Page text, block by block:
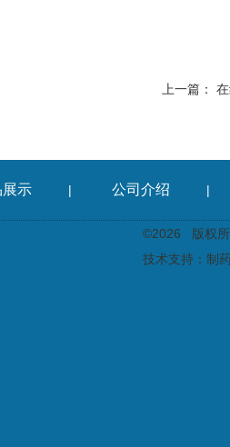
上一篇：
展示 | 公司介绍 |
©2026 版权所
技术支持： 制